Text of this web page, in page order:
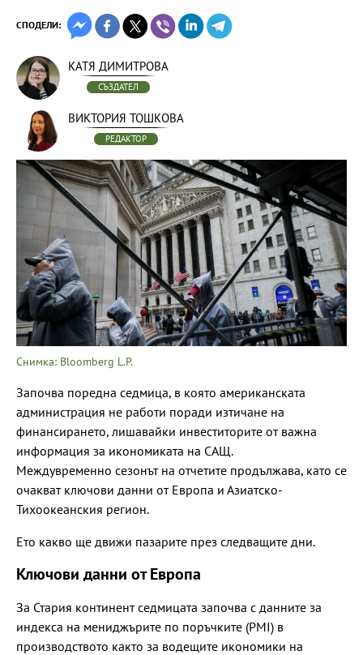
СПОДЕЛИ:
КАТЯ ДИМИТРОВА
СЪЗДАТЕЛ
ВИКТОРИЯ ТОШКОВА
РЕДАКТОР
Снимка: Bloomberg L.P.
Започва поредна седмица, в която американската
администрация не работи поради изтичане на
финансирането, лишавайки инвеститорите от важна
информация за икономиката на САЩ.
Междувременно сезонът на отчетите продължава, като се
очакват ключови данни от Европа и Азиатско-
Тихоокеанския регион.
Ето какво ще движи пазарите през следващите дни.
Ключови данни от Европа
За Стария континент седмицата започва с данните за
индекса на мениджърите по поръчките (PMI) в
производството както за водещите икономики на